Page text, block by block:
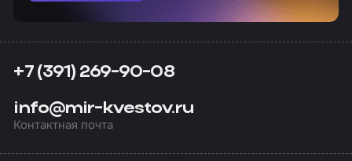
+7 (391) 269-90-08
info@mir-kvestov.ru
Контактная почта